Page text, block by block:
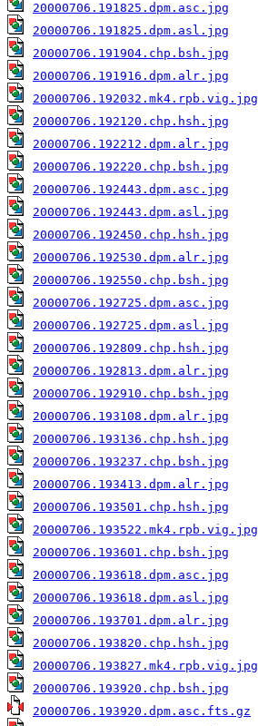
20000706.191825.dpm.asc.jpg
20000706.191825.dpm.asl.jpg
20000706.191904.chp.bsh.jpg
20000706.191916.dpm.alr.jpg
20000706.192032.mk4.rpb.vig.jpg
20000706.192120.chp.hsh.jpg
20000706.192212.dpm.alr.jpg
20000706.192220.chp.bsh.jpg
20000706.192443.dpm.asc.jpg
20000706.192443.dpm.asl.jpg
20000706.192450.chp.hsh.jpg
20000706.192530.dpm.alr.jpg
20000706.192550.chp.bsh.jpg
20000706.192725.dpm.asc.jpg
20000706.192725.dpm.asl.jpg
20000706.192809.chp.hsh.jpg
20000706.192813.dpm.alr.jpg
20000706.192910.chp.bsh.jpg
20000706.193108.dpm.alr.jpg
20000706.193136.chp.hsh.jpg
20000706.193237.chp.bsh.jpg
20000706.193413.dpm.alr.jpg
20000706.193501.chp.hsh.jpg
20000706.193522.mk4.rpb.vig.jpg
20000706.193601.chp.bsh.jpg
20000706.193618.dpm.asc.jpg
20000706.193618.dpm.asl.jpg
20000706.193701.dpm.alr.jpg
20000706.193820.chp.hsh.jpg
20000706.193827.mk4.rpb.vig.jpg
20000706.193920.chp.bsh.jpg
20000706.193920.dpm.asc.fts.gz